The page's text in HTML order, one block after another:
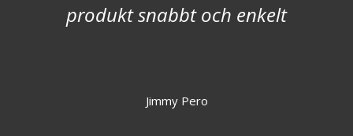
produkt snabbt och enkelt
Jimmy Pero